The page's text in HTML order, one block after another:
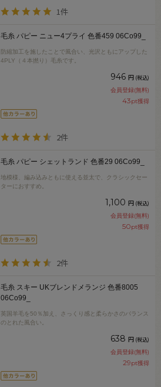
1件
毛糸 パピー ニュー4プライ 色番459 06Co99_
防縮加工を施したことで風合い、光沢ともにアップした
4PLY（４本撚り）毛糸です。
946 円 (税込)
会員登録(無料)
43pt獲得
2件
毛糸 パピー シェットランド 色番29 06Co99_
地模様、編み込みともに使える並太で、クラシックセー
ターにおすすめ。
1,100 円 (税込)
会員登録(無料)
50pt獲得
2件
毛糸 スキー UKブレンドメランジ 色番8005
06Co99_
英国羊毛を50％加え、さっくり感と柔らかさのバランス
のとれた風合い。
638 円 (税込)
会員登録(無料)
29pt獲得